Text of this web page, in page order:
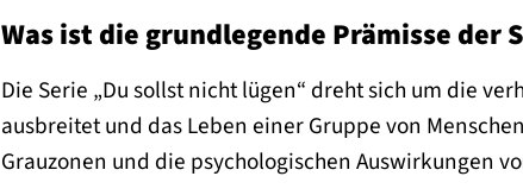
Was ist die grundlegende Prämisse der
Die Serie „Du sollst nicht lügen“ dreht sich um die
ausbreitet und das Leben einer Gruppe von
Grauzonen und die psychologischen Auswirkungen